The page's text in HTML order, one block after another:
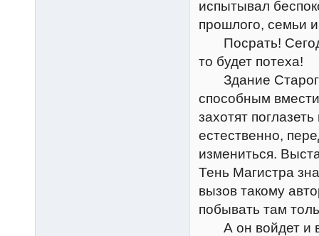
испытывал
прошлого, семьи
Посрать!
то будет потеха!
Здание
способным
захотят
естественно,
измениться.
Тень Магистра
вызов такому
побывать там
А он войдет и